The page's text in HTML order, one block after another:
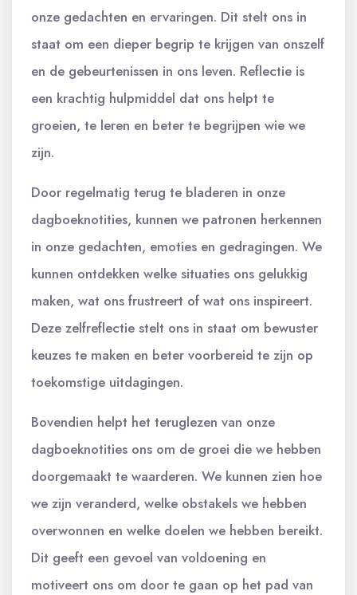
onze gedachten en ervaringen. Dit stelt ons in
staat om een dieper begrip te krijgen van onszelf
en de gebeurtenissen in ons leven. Reflectie is
een krachtig hulpmiddel dat ons helpt te
groeien, te leren en beter te begrijpen wie we
zijn.
Door regelmatig terug te bladeren in onze
dagboeknotities, kunnen we patronen herkennen
in onze gedachten, emoties en gedragingen. We
kunnen ontdekken welke situaties ons gelukkig
maken, wat ons frustreert of wat ons inspireert.
Deze zelfreflectie stelt ons in staat om bewuster
keuzes te maken en beter voorbereid te zijn op
toekomstige uitdagingen.
Bovendien helpt het teruglezen van onze
dagboeknotities ons om de groei die we hebben
doorgemaakt te waarderen. We kunnen zien hoe
we zijn veranderd, welke obstakels we hebben
overwonnen en welke doelen we hebben bereikt.
Dit geeft een gevoel van voldoening en
motiveert ons om door te gaan op het pad van